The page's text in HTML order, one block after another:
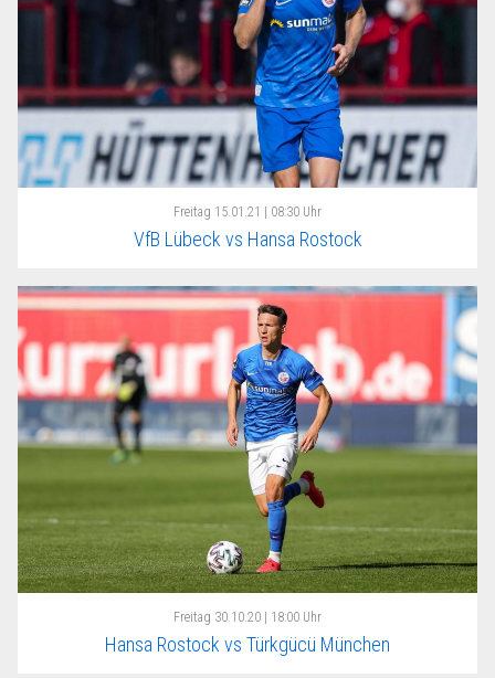
Freitag 15.01.21 | 08:30 Uhr
VfB Lübeck vs Hansa Rostock
Freitag 30.10.20 | 18:00 Uhr
Hansa Rostock vs Türkgücü München